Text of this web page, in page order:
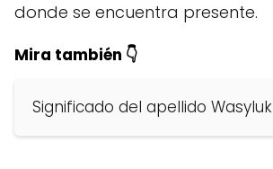
donde se encuentra presente.
Mira también 👇
Significado del apellido Wasyluk